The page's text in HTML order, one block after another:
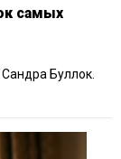
самых
Буллок.